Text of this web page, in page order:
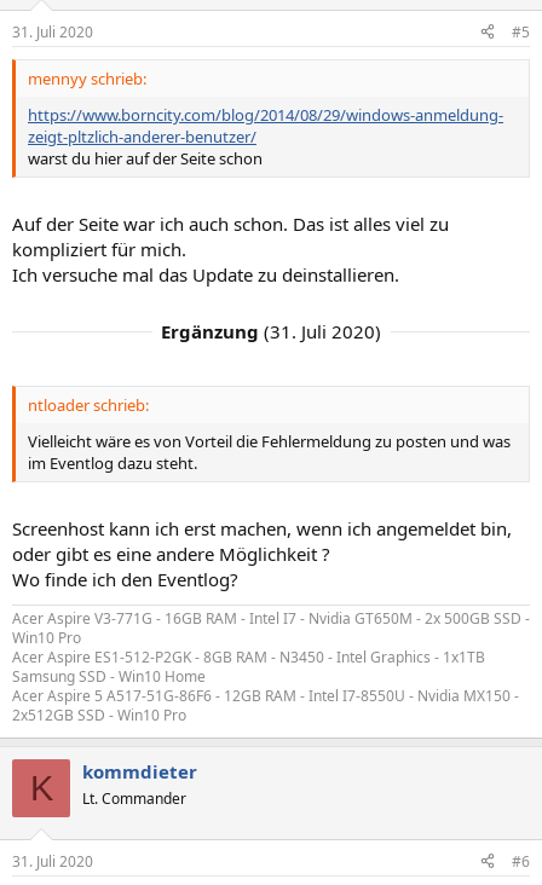
31. Juli 2020 #5
mennyy schrieb:
https://www.borncity.com/blog/2014/08/29/windows-anmeldung-
zeigt-pltzlich-anderer-benutzer/
warst du hier auf der Seite schon
Auf der Seite war ich auch schon. Das ist alles viel zu
kompliziert für mich.
Ich versuche mal das Update zu deinstallieren.
Ergänzung (31. Juli 2020)
ntloader schrieb:
Vielleicht wäre es von Vorteil die Fehlermeldung zu posten und was
im Eventlog dazu steht.
Screenhost kann ich erst machen, wenn ich angemeldet bin,
oder gibt es eine andere Möglichkeit ?
Wo finde ich den Eventlog?
Acer Aspire V3-771G - 16GB RAM - Intel I7 - Nvidia GT650M - 2x 500GB SSD -
Win10 Pro
Acer Aspire ES1-512-P2GK - 8GB RAM - N3450 - Intel Graphics - 1x1TB
Samsung SSD - Win10 Home
Acer Aspire 5 A517-51G-86F6 - 12GB RAM - Intel I7-8550U - Nvidia MX150 -
2x512GB SSD - Win10 Pro
K kommdieter
Lt. Commander
31. Juli 2020 #6